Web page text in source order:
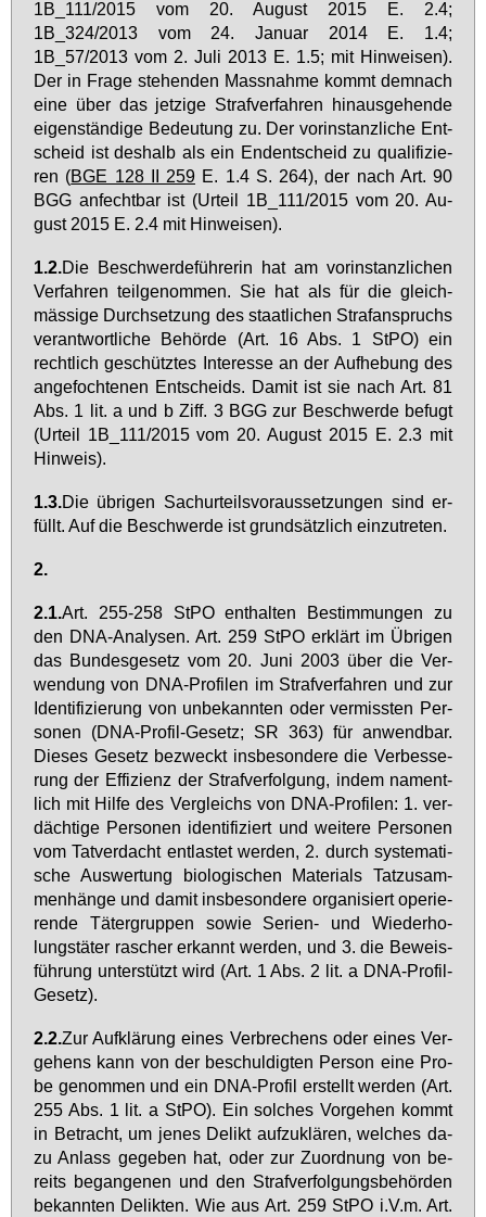
1B_111/2015 vom 20. Au­gust 2015 E. 2.4;
1B_324/2013 vom 24. Ja­nu­ar 2014 E. 1.4;
1B_57/2013 vom 2. Ju­li 2013 E. 1.5; mit Hin­wei­sen).
Der in Fra­ge ste­hen­den Mass­nah­me kommt dem­nach
ei­ne über das jet­zi­ge Straf­ver­fah­ren hin­aus­ge­hen­de
ei­gen­stän­di­ge Be­deu­tung zu. Der vor­in­stanz­li­che Ent­
scheid ist des­halb als ein End­ent­scheid zu qua­li­fi­zie­
ren (BGE 128 II 259 E. 1.4 S. 264), der nach Art. 90
BGG an­fecht­bar ist (Ur­teil 1B_111/2015 vom 20. Au­
gust 2015 E. 2.4 mit Hin­wei­sen).
1.2.Die Be­schwer­de­füh­re­rin hat am vor­in­stanz­li­chen
Ver­fah­ren teil­ge­nom­men. Sie hat als für die gleich­
mäs­si­ge Durch­set­zung des staat­li­chen Straf­an­spruchs
ver­ant­wort­li­che Be­hör­de (Art. 16 Abs. 1 StPO) ein
recht­lich ge­schütz­tes In­ter­es­se an der Auf­he­bung des
an­ge­foch­te­nen Ent­scheids. Da­mit ist sie nach Art. 81
Abs. 1 lit. a und b Ziff. 3 BGG zur Be­schwer­de be­fugt
(Ur­teil 1B_111/2015 vom 20. Au­gust 2015 E. 2.3 mit
Hin­weis).
1.3.Die üb­ri­gen Sa­chur­teils­vor­aus­set­zun­gen sind er­
füllt. Auf die Be­schwer­de ist grund­sätz­lich ein­zu­tre­ten.
2.
2.1.Art. 255-258 StPO ent­hal­ten Be­stim­mun­gen zu
den DNA-Ana­ly­sen. Art. 259 StPO er­klärt im Üb­ri­gen
das Bun­des­ge­setz vom 20. Ju­ni 2003 über die Ver­
wen­dung von DNA-Pro­fi­len im Straf­ver­fah­ren und zur
Iden­ti­fi­zie­rung von un­be­kann­ten oder ver­miss­ten Per­
so­nen (DNA-Pro­fil-Ge­setz; SR 363) für an­wend­bar.
Die­ses Ge­setz be­zweckt ins­be­son­de­re die Ver­bes­se­
rung der Ef­fi­zi­enz der Straf­ver­fol­gung, in­dem na­ment­
lich mit Hil­fe des Ver­gleichs von DNA-Pro­fi­len: 1. ver­
däch­ti­ge Per­so­nen iden­ti­fi­ziert und wei­te­re Per­so­nen
vom Tat­ver­dacht ent­las­tet wer­den, 2. durch sys­te­ma­ti­
sche Aus­wer­tung bio­lo­gi­schen Ma­te­ri­als Tat­zu­sam­
men­hän­ge und da­mit ins­be­son­de­re or­ga­ni­siert ope­rie­
ren­de Tä­ter­grup­pen so­wie Se­ri­en- und Wie­der­ho­
lungs­tä­ter ra­scher er­kannt wer­den, und 3. die Be­weis­
füh­rung un­ter­stützt wird (Art. 1 Abs. 2 lit. a DNA-Pro­fil-
Ge­setz).
2.2.Zur Auf­klä­rung ei­nes Ver­bre­chens oder ei­nes Ver­
ge­hens kann von der be­schul­dig­ten Per­son ei­ne Pro­
be ge­nom­men und ein DNA-Pro­fil er­stellt wer­den (Art.
255 Abs. 1 lit. a StPO). Ein sol­ches Vor­ge­hen kommt
in Be­tracht, um je­nes De­likt auf­zu­klä­ren, wel­ches da­
zu An­lass ge­ge­ben hat, oder zur Zu­ord­nung von be­
reits be­gan­ge­nen und den Straf­ver­fol­gungs­be­hör­den
be­kann­ten De­lik­ten. Wie aus Art. 259 StPO i.V.m. Art.